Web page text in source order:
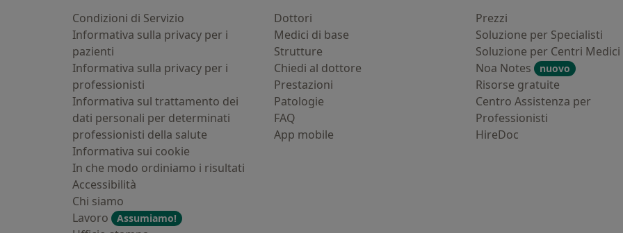
Condizioni di Servizio
Informativa sulla privacy per i
pazienti
Informativa sulla privacy per i
professionisti
Informativa sul trattamento dei
dati personali per determinati
professionisti della salute
Informativa sui cookie
In che modo ordiniamo i risultati
Accessibilità
Chi siamo
Lavoro
Assumiamo!
Dottori
Medici di base
Strutture
Chiedi al dottore
Prestazioni
Patologie
FAQ
App mobile
Prezzi
Soluzione per Specialisti
Soluzione per Centri Medici
Noa Notes
nuovo
Risorse gratuite
Centro Assistenza per
Professionisti
HireDoc